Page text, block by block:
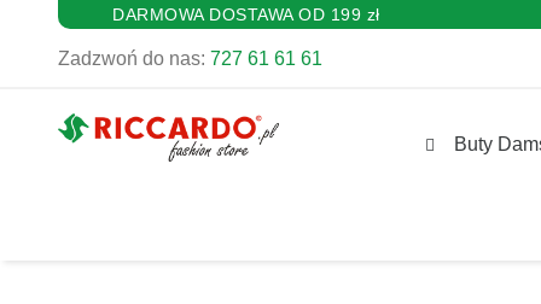
DARMOWA DOSTAWA OD 199 zł
Zadzwoń do nas: 727 61 61 61
Buty